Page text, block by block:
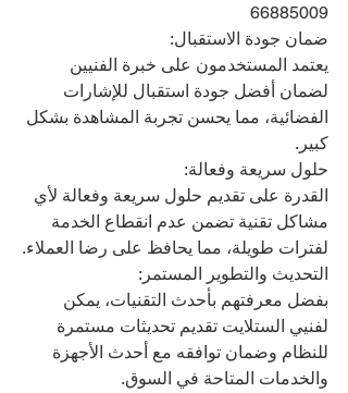
66885009
ضمان جودة الاستقبال:
يعتمد المستخدمون على خبرة الفنيين
لضمان أفضل جودة استقبال للإشارات
الفضائية، مما يحسن تجربة المشاهدة بشكل
كبير.
حلول سريعة وفعالة:
القدرة على تقديم حلول سريعة وفعالة لأي
مشاكل تقنية تضمن عدم انقطاع الخدمة
لفترات طويلة، مما يحافظ على رضا العملاء.
التحديث والتطوير المستمر:
بفضل معرفتهم بأحدث التقنيات، يمكن
لفنيي الستلايت تقديم تحديثات مستمرة
للنظام وضمان توافقه مع أحدث الأجهزة
والخدمات المتاحة في السوق.